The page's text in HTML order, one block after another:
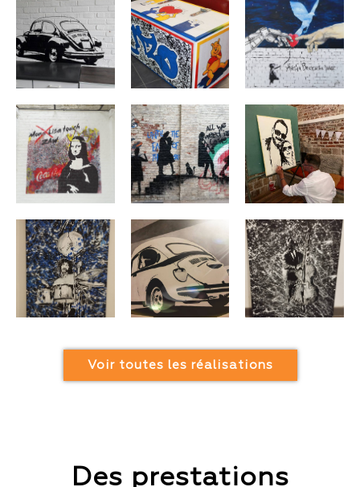
Voir toutes les réalisations
Des prestations